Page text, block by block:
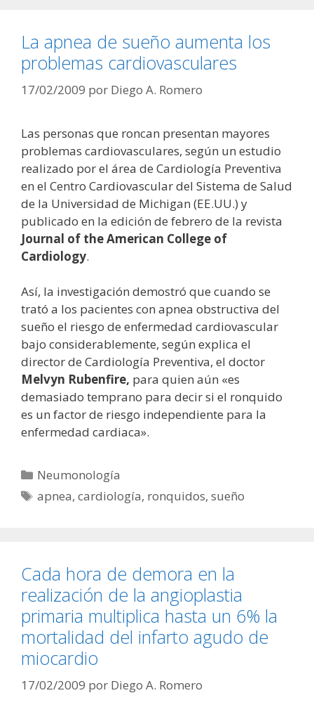
La apnea de sueño aumenta los
problemas cardiovasculares
17/02/2009 por Diego A. Romero
Las personas que roncan presentan mayores
problemas cardiovasculares, según un estudio
realizado por el área de Cardiología Preventiva
en el Centro Cardiovascular del Sistema de Salud
de la Universidad de Michigan (EE.UU.) y
publicado en la edición de febrero de la revista
Journal of the American College of
Cardiology.
Así, la investigación demostró que cuando se
trató a los pacientes con apnea obstructiva del
sueño el riesgo de enfermedad cardiovascular
bajo considerablemente, según explica el
director de Cardiología Preventiva, el doctor
Melvyn Rubenfire, para quien aún «es
demasiado temprano para decir si el ronquido
es un factor de riesgo independiente para la
enfermedad cardiaca».
Categorías
Neumonología
Etiquetas
apnea,cardiología, ronquidos,sueño
Cada hora de demora en la
realización de la angioplastia
primaria multiplica hasta un 6% la
mortalidad del infarto agudo de
miocardio
17/02/2009 por Diego A. Romero